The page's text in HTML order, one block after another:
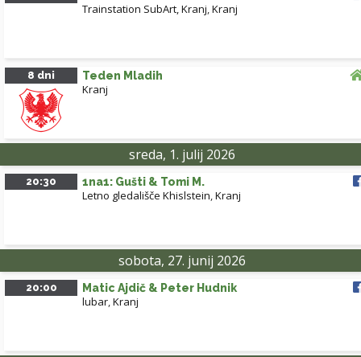
Trainstation SubArt, Kranj,Kranj
8 dni Teden Mladih
Kranj
sreda, 1. julij 2026
20:30 1na1: Gušti & Tomi M.
Letno gledališče Khislstein,Kranj
sobota, 27. junij 2026
20:00 Matic Ajdič & Peter Hudnik
lubar,Kranj